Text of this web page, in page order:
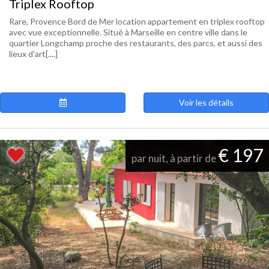
Triplex Rooftop
Rare, Provence Bord de Mer location appartement en triplex rooftop
avec vue exceptionnelle. Situé à Marseille en centre ville dans le
quartier Longchamp proche des restaurants, des parcs, et aussi des
lieux d'art[....]
Voir les détails
par nuit, à partir de€ 197